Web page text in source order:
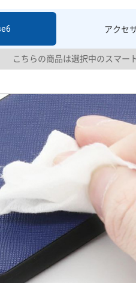
アクセ
こちらの商品は選択中のスマー